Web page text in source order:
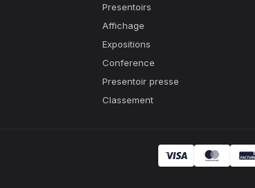
Presentoirs
Affichage
Expositions
Conference
Presentoir presse
Classement